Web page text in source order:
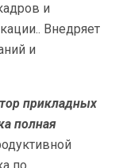
и
Внедряет
и
прикладных
полная